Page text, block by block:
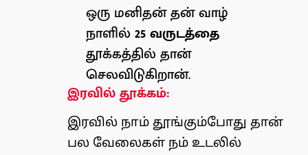
ஒரு மனிதன் தன் வாழ்
நாளில் 25 வருடத்தை
தூக்கத்தில் தான்
செலவிடுகிறான்.
இரவில் தூக்கம்:
இரவில் நாம் தூங்கும்போது தான்
பல வேலைகள் நம் உடலில்